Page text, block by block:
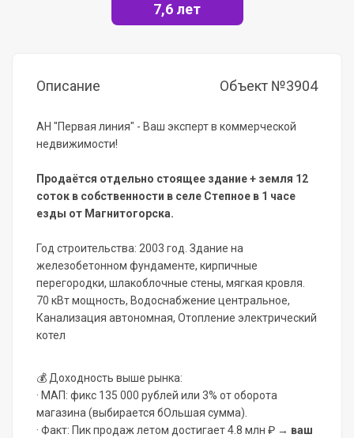
7,6 лет
Описание Объект №3904
АН "Первая линия" - Ваш эксперт в коммерческой
недвижимости!
Продаётся отдельно стоящее здание + земля 12
соток в собственности в селе Степное в 1 часе
езды от Магнитогорска.
Год строительства: 2003 год. Здание на
железобетонном фундаменте, кирпичные
перегородки, шлакоблочные стены, мягкая кровля.
70 кВт мощность, Водоснабжение центральное,
Канализация автономная, Отопление электрический
котел
💰 Доходность выше рынка:
· МАП: фикс 135 000 рублей или 3% от оборота
магазина (выбирается бОльшая сумма).
· Факт: Пик продаж летом достигает 4.8 млн ₽ → ваш